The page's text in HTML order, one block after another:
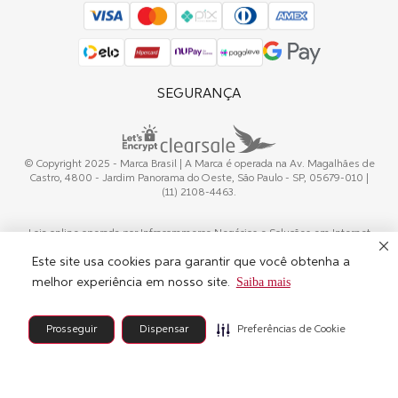
Este site usa cookies para garantir que você obtenha a
melhor experiência em nosso site.
Saiba mais
Prosseguir Dispensar Preferências de Cookie
SEGURANÇA
© Copyright 2025 - Marca Brasil | A Marca é operada na Av. Magalhães de
Castro, 4800 - Jardim Panorama do Oeste, São Paulo - SP, 05679-010 |
(11) 2108-4463.
Loja online operada por Infracommerce Negócios e Soluções em Internet
Powerd by